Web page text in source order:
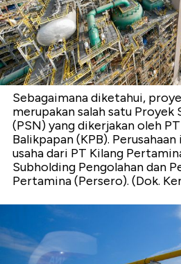
Sebagaimana diketahui,
merupakan salah satu
(PSN) yang dikerjakan oleh
Balikpapan (KPB).
usaha dari PT Kilang
Subholding Pengolahan dan
Pertamina (Persero). (Dok.